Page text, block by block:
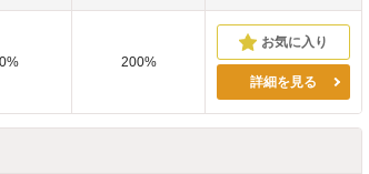
200%
詳細を見る